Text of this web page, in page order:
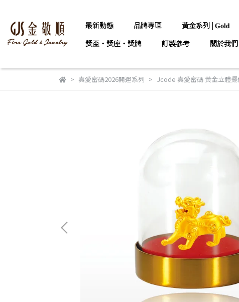
最新動態 品牌專區 黃金系列 | 𝐆𝐨𝐥𝐝
獎盃・獎座・獎牌
訂製參考 關於我們
真愛密碼2026開運系列 Jcode 真愛密碼 黃金立體